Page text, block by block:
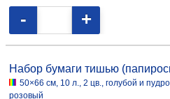
- +
Набор бумаги тишью
50×66 см, 10 л., 2 цв., голубой и
розовый